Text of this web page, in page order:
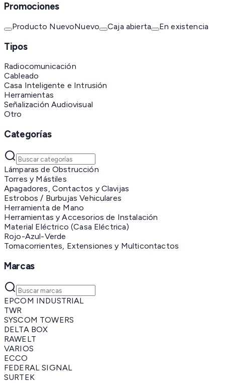
Promociones
Producto NuevoNuevo Caja abierta En existencia
Tipos
Radiocomunicación
Cableado
Casa Inteligente e Intrusión
Herramientas
Señalización Audiovisual
Otro
Categorías
Lámparas de Obstrucción
Torres y Mástiles
Apagadores, Contactos y Clavijas
Estrobos / Burbujas Vehiculares
Herramienta de Mano
Herramientas y Accesorios de Instalación
Material Eléctrico (Casa Eléctrica)
Rojo-Azul-Verde
Tomacorrientes, Extensiones y Multicontactos
Marcas
EPCOM INDUSTRIAL
TWR
SYSCOM TOWERS
DELTA BOX
RAWELT
VARIOS
ECCO
FEDERAL SIGNAL
SURTEK